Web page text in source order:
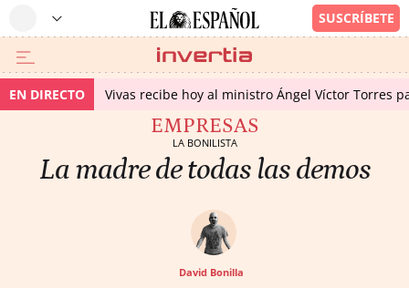
EN DIRECTO Vivas recibe hoy al ministro Ángel Víctor Torres
EMPRESAS
LA BONILISTA
La madre de todas las demos
David Bonilla